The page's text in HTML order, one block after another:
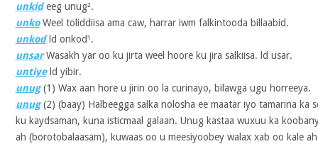
unkideeg unug².
unkoWeel toliddiisa ama caw, harrar iwm falkintooda billaabid.
unkodld onkod¹.
unsarWasakh yar oo ku jirta weel hoore ku jira salkiisa. ld usar.
untiyeld yibir.
unug(1) Wax aan hore u jirin oo la curinayo, bilawga ugu horreeya.
unug(2) (baay) Halbeegga salka nolosha ee maatar iyo tamarina ka
ku kaydsaman, kuna isticmaal galaan. Unug kastaa wuxuu ka
ah (borotobalaasam), kuwaas oo u meesiyoobey walax xab oo kale